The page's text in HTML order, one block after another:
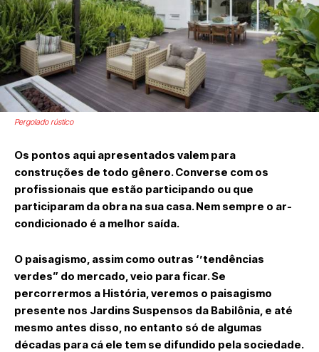
Pergolado rústico
Os pontos aqui apresentados valem para
construções de todo gênero. Converse com os
profissionais que estão participando ou que
participaram da obra na sua casa. Nem sempre o ar-
condicionado é a melhor saída.
O paisagismo, assim como outras ‘’tendências
verdes” do mercado, veio para ficar. Se
percorrermos a História, veremos o paisagismo
presente nos Jardins Suspensos da Babilônia, e até
mesmo antes disso, no entanto só de algumas
décadas para cá ele tem se difundido pela sociedade.